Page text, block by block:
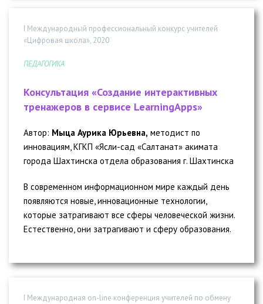
I Международный профессиональный конкурс учителей
«Цифровая школа», 2020
ПЕДАГОГИКА
Консультация «Создание интерактивных
тренажеров в сервисе LearningApps»
Автор: Мыца Аурика Юрьевна, методист по
инновациям, КГКП «Ясли-сад «Салтанат» акимата
города Шахтинска отдела образования г. Шахтинска
В современном информационном мире каждый день
появляются новые, инновационные технологии,
которые затрагивают все сферы человеческой жизни.
Естественно, они затрагивают и сферу образования.
I Международная on-line конференция учителей по обмену